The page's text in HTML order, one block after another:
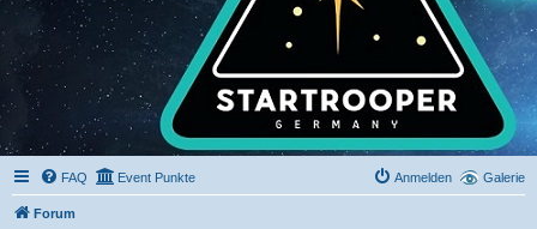
Galerie
FAQ Event Punkte Anmelden
Forum